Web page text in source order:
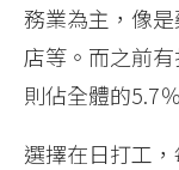
務業為主，像
店等。而之前
則佔全體的5.7
選擇在日打工